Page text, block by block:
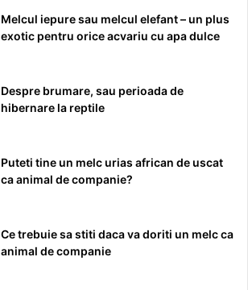
Melcul iepure sau melcul elefant – un plus
exotic pentru orice acvariu cu apa dulce
Despre brumare, sau perioada de
hibernare la reptile
Puteti tine un melc urias african de uscat
ca animal de companie?
Ce trebuie sa stiti daca va doriti un melc ca
animal de companie